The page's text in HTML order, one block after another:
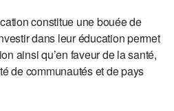
constitue une bouée de
dans leur éducation permet
ainsi qu’en faveur de la santé,
de communautés et de pays